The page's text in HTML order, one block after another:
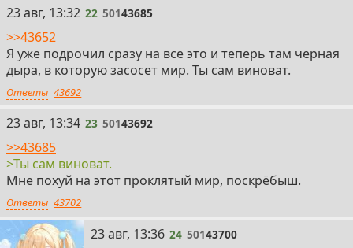
22
23 авг, 13:32 22 50143685
>>43652
Я уже подрочил сразу на все это и теперь там черная
дыра, в которую засосет мир. Ты сам виноват.
Ответы 43692
23
23 авг, 13:34 23 50143692
>>43685
>Ты сам виноват.
Мне похуй на этот проклятый мир, поскрёбыш.
Ответы 43702
24
23 авг, 13:36 24 50143700